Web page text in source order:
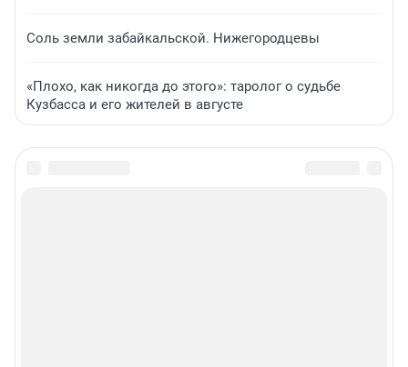
Соль земли забайкальской. Нижегородцевы
«Плохо, как никогда до этого»: таролог о судьбе
Кузбасса и его жителей в августе